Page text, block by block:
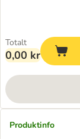
Totalt
0,00 kr
Produktinfo